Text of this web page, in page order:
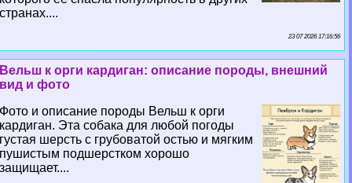
странах....
23 07 2026 17:16:56
Вельш к opги кардиган: описание породы, внешний
вид и фото
Фото и описание породы Вельш к opги
кардиган. Эта собака для любой погоды
густая шерсть с грубоватой остью и мягким
пушистым подшерстком хорошо
защищает....